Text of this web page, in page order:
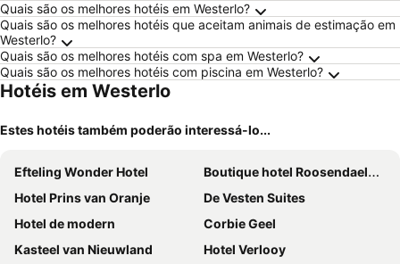
Quais são os melhores hotéis em Westerlo?
Quais são os melhores hotéis que aceitam animais de estimação em
Westerlo?
Quais são os melhores hotéis com spa em Westerlo?
Quais são os melhores hotéis com piscina em Westerlo?
Hotéis em Westerlo
Estes hotéis também poderão interessá-lo...
Efteling Wonder Hotel
Boutique hotel Roosendaelhof
Hotel Prins van Oranje
De Vesten Suites
Hotel de modern
Corbie Geel
Kasteel van Nieuwland
Hotel Verlooy